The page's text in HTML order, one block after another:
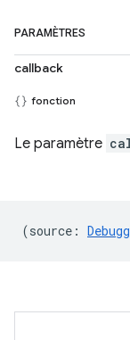
PARAMÈTRES
callback
fonction
Le paramètre
(source :